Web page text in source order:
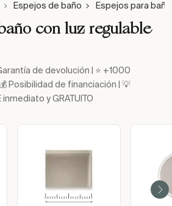
Espejos de baño Espejos para
con luz regulable
de devolución | ⭐ +1000
Posibilidad de financiación | 💡
y GRATUITO